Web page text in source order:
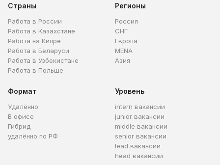
Страны
Работа в России
Работа в Казахстане
Работа на Кипре
Работа в Беларуси
Работа в Узбекистане
Работа в Польше
Регионы
Россия
СНГ
Европа
MENA
Азия
Формат
Удалённо
В офисе
Гибрид
удалённо по РФ
Уровень
intern вакансии
junior вакансии
middle вакансии
senior вакансии
lead вакансии
head вакансии